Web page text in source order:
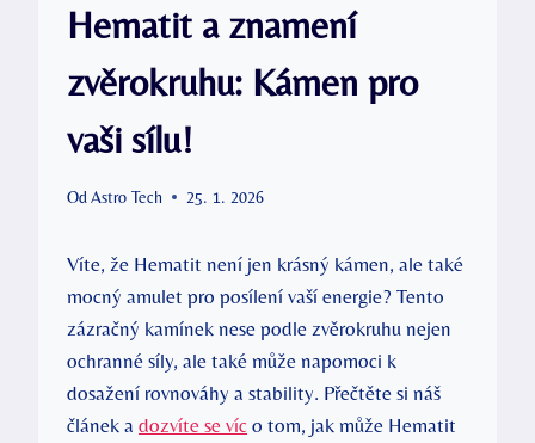
Hematit a znamení
zvěrokruhu: Kámen pro
vaši sílu!
Od Astro Tech 25. 1. 2026
Víte, že Hematit není jen krásný kámen, ale také
mocný amulet pro posílení vaší energie? Tento
zázračný kamínek nese podle zvěrokruhu nejen
ochranné síly, ale také může napomoci k
dosažení rovnováhy a stability. Přečtěte si náš
článek a dozvíte se víc o tom, jak může Hematit